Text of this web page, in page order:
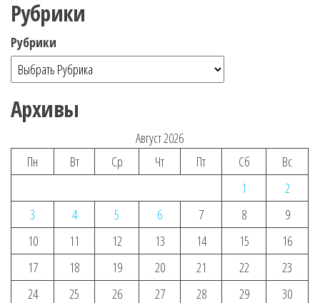
Рубрики
Рубрики
Архивы
Август 2026
Пн
Вт Ср Чт Пт Сб
Вс
1
2
3
4 5 6 7 8
9
10
11 12 13 14 15
16
17
18 19 20 21 22
23
24
25 26 27 28 29
30